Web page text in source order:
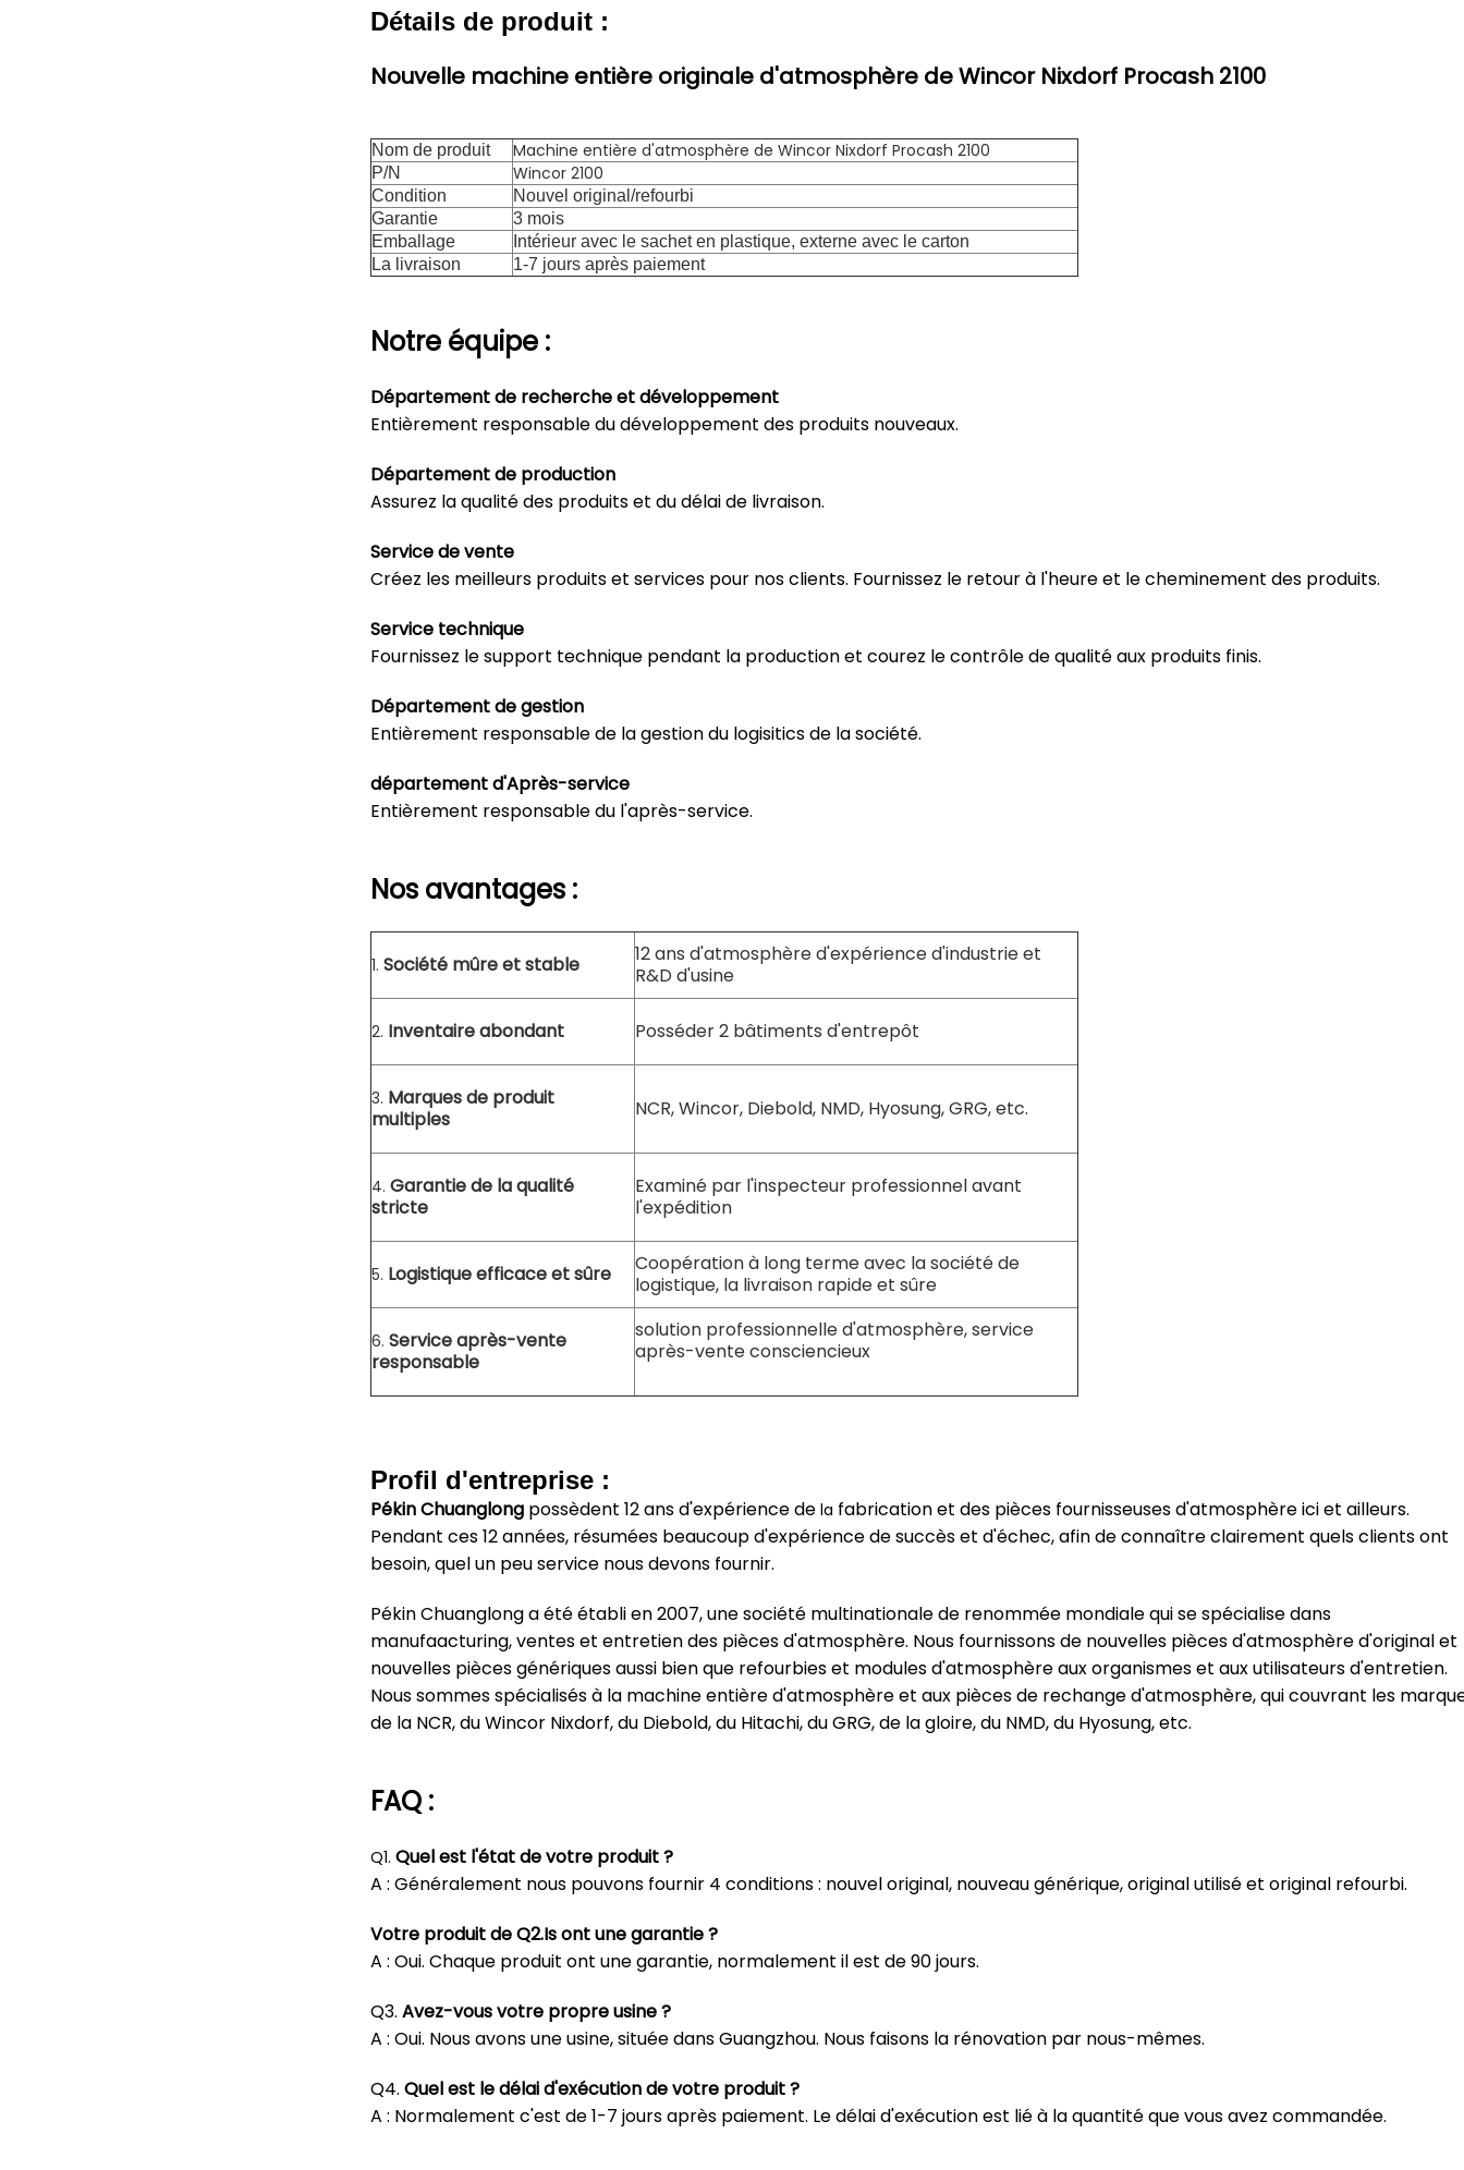
Détails de produit :
Nouvelle machine entière originale d'atmosphère de Wincor Nixdorf Procash 2100
Nom de produit Machine entière d'atmosphère de Wincor Nixdorf Procash 2100
P/N Wincor 2100
Condition
Nouvel original/refourbi
Garantie
3 mois
Emballage
Intérieur avec le sachet en plastique, externe avec le carton
La livraison
1-7 jours après paiement
Notre équipe :
Département de recherche et développement
Entièrement responsable du développement des produits nouveaux.
Département de production
Assurez la qualité des produits et du délai de livraison.
Service de vente
Créez les meilleurs produits et services pour nos clients. Fournissez le retour à l'heure et le cheminement des produits.
Service technique
Fournissez le support technique pendant la production et courez le contrôle de qualité aux produits finis.
Département de gestion
Entièrement responsable de la gestion du logisitics de la société.
département d'Après-service
Entièrement responsable du l'après-service.
Nos avantages :
1. Société mûre et stable
12 ans d'atmosphère d'expérience d'industrie et
R&D d'usine
2. Inventaire abondant Posséder 2 bâtiments d'entrepôt
3. Marques de produit
multiples
NCR, Wincor, Diebold, NMD, Hyosung, GRG, etc.
4. Garantie de la qualité
stricte
Examiné par l'inspecteur professionnel avant
l'expédition
5. Logistique efficace et sûre
Coopération à long terme avec la société de
logistique, la livraison rapide et sûre
6. Service après-vente
responsable
solution professionnelle d'atmosphère, service
après-vente consciencieux
Profil d'entreprise :
Pékin Chuanglong possèdent 12 ans d'expérience de la fabrication et des pièces fournisseuses d'atmosphère ici et ailleurs.
Pendant ces 12 années, résumées beaucoup d'expérience de succès et d'échec, afin de connaître clairement quels clients ont
besoin, quel un peu service nous devons fournir.
Pékin Chuanglong a été établi en 2007, une société multinationale de renommée mondiale qui se spécialise dans
manufaacturing, ventes et entretien des pièces d'atmosphère. Nous fournissons de nouvelles pièces d'atmosphère d'original et
nouvelles pièces génériques aussi bien que refourbies et modules d'atmosphère aux organismes et aux utilisateurs d'entretien.
Nous sommes spécialisés à la machine entière d'atmosphère et aux pièces de rechange d'atmosphère, qui couvrant les
de la NCR, du Wincor Nixdorf, du Diebold, du Hitachi, du GRG, de la gloire, du NMD, du Hyosung, etc.
FAQ :
Q1. Quel est l'état de votre produit ?
A : Généralement nous pouvons fournir 4 conditions : nouvel original, nouveau générique, original utilisé et original refourbi.
Votre produit de Q2.Is ont une garantie ?
A : Oui. Chaque produit ont une garantie, normalement il est de 90 jours.
Q3. Avez-vous votre propre usine ?
A : Oui. Nous avons une usine, située dans Guangzhou. Nous faisons la rénovation par nous-mêmes.
Q4. Quel est le délai d'exécution de votre produit ?
A : Normalement c'est de 1-7 jours après paiement. Le délai d'exécution est lié à la quantité que vous avez commandée.